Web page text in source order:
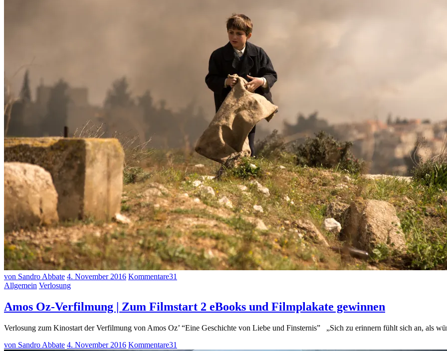
von Sandro Abbate 4. November 2016 Kommentare31
Allgemein Verlosung
Amos Oz-Verfilmung | Zum Filmstart 2 eBooks und Filmplakate gewinnen
Verlosung zum Kinostart der Verfilmung von Amos Oz’ “Eine Geschichte von Liebe und Finsternis” „Sich zu erinnern fühlt sich an, als
von Sandro Abbate 4. November 2016 Kommentare31